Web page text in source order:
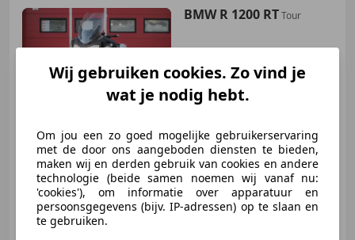
BMW R 1200 RTTour
€ 3.750
11/2011 138.219 km Benzine 81 kW (110 PK)
Wij gebruiken cookies. Zo vind je
wat je nodig hebt.
Om jou een zo goed mogelijke gebruikerservaring
met de door ons aangeboden diensten te bieden,
maken wij en derden gebruik van cookies en andere
technologie (beide samen noemen wij vanaf nu:
'cookies'), om informatie over apparatuur en
persoonsgegevens (bijv. IP-adressen) op te slaan en
te gebruiken.